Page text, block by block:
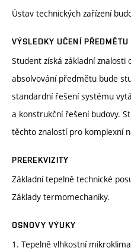
Ústav technických zařízení
VÝSLEDKY UČENÍ PŘEDMĚTU
Student získá základní
absolvování předmětu bude
standardní řešení systému
a konstrukční řešení budovy.
těchto znalostí pro komplexní
PREREKVIZITY
Základní tepelně technické
Základy termomechaniky.
OSNOVY VÝUKY
1. Tepelně vlhkostní